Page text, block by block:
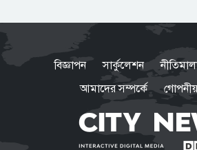
জামায়াত আমির
‘মব’ তৈরির
করে: মির্জা
বিজ্ঞাপন সার্কুলেশন
আমাদের সম্পর্কে